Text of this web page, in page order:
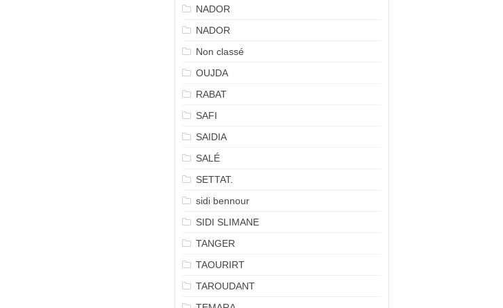
NADOR
NADOR
Non classé
OUJDA
RABAT
SAFI
SAIDIA
SALÉ
SETTAT.
sidi bennour
SIDI SLIMANE
TANGER
TAOURIRT
TAROUDANT